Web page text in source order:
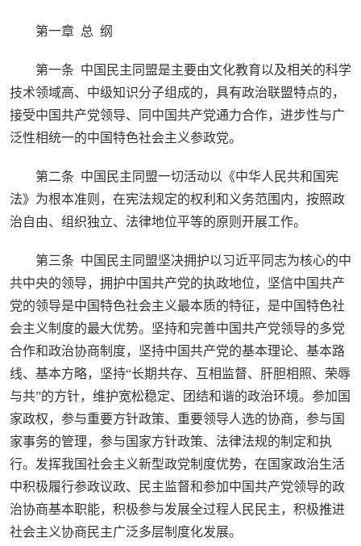
第一章 总 纲
第一条 中国民主同盟是主要由文化教育以及相关的科学
技术领域高、中级知识分子组成的，具有政治联盟特点的，
接受中国共产党领导、同中国共产党通力合作，进步性与广
泛性相统一的中国特色社会主义参政党。
第二条 中国民主同盟一切活动以《中华人民共和国宪
法》为根本准则，在宪法规定的权利和义务范围内，按照政
治自由、组织独立、法律地位平等的原则开展工作。
第三条 中国民主同盟坚决拥护以习近平同志为核心的中
共中央的领导，拥护中国共产党的执政地位，坚信中国共产
党的领导是中国特色社会主义最本质的特征，是中国特色社
会主义制度的最大优势。坚持和完善中国共产党领导的多党
合作和政治协商制度，坚持中国共产党的基本理论、基本路
线、基本方略，坚持“长期共存、互相监督、肝胆相照、荣辱
与共”的方针，维护宽松稳定、团结和谐的政治环境。参加国
家政权，参与重要方针政策、重要领导人选的协商，参与国
家事务的管理，参与国家方针政策、法律法规的制定和执
行。发挥我国社会主义新型政党制度优势，在国家政治生活
中积极履行参政议政、民主监督和参加中国共产党领导的政
治协商基本职能，积极参与发展全过程人民民主，积极推进
社会主义协商民主广泛多层制度化发展。